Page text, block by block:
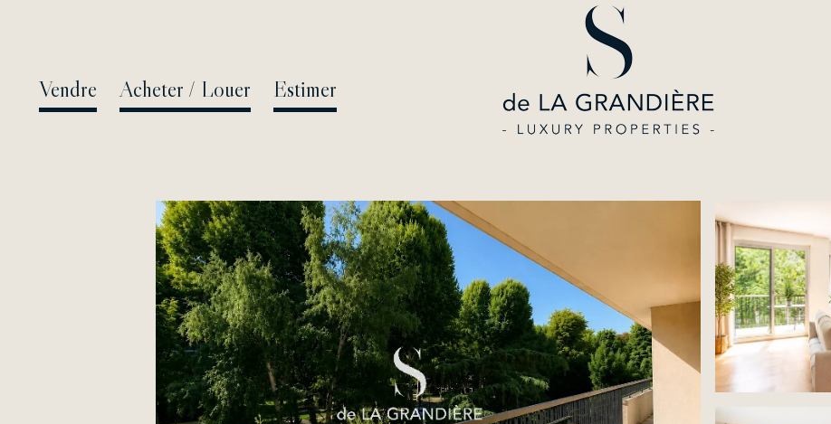
Vendre Acheter / Louer Estimer